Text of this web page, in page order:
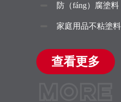
防（fáng）腐塗料
家庭用品不粘塗料
查看更多